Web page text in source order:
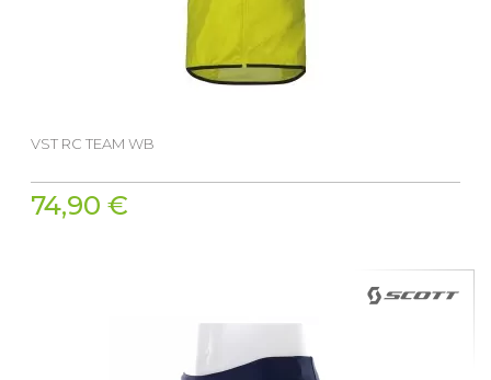
VST RC TEAM WB
74,90 €